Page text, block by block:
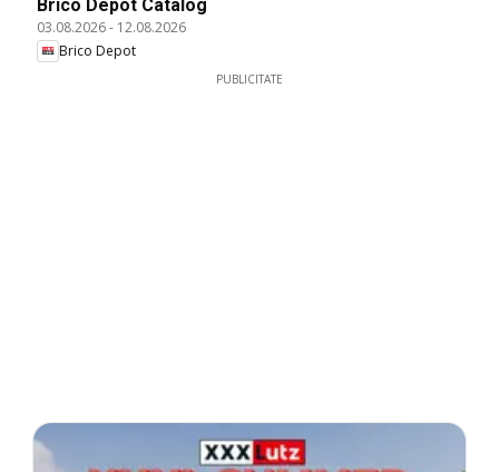
Brico Depot Catalog
03.08.2026- 12.08.2026
Brico Depot
PUBLICITATE